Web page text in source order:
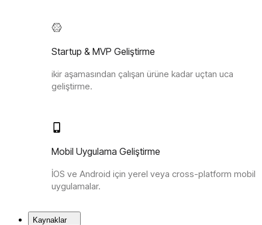
Startup & MVP Geliştirme
ikir aşamasından çalışan ürüne kadar uçtan uca
geliştirme.
Mobil Uygulama Geliştirme
İOS ve Android için yerel veya cross-platform mobil
uygulamalar.
Kaynaklar